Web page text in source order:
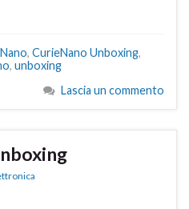
, CurieNano Unboxing,
, unboxing
Lascia un commento